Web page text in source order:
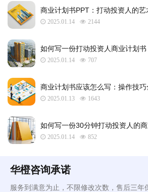
商业计划书PPT：打动投资人的艺
2025.01.14 2144
如何写一份打动投资人商业计划书
2025.01.14 707
商业计划书应该怎么写：操作技
2025.01.13 1643
如何写一份30分钟打动投资人的
2025.01.14 852
华橙咨询承诺
服务到满意为止，不限修改次数，售后三年